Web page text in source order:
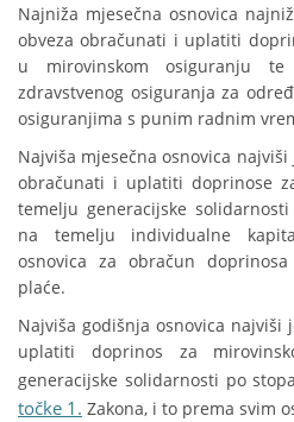
Najniža mjesečna osnovica
obveza obračunati i uplatiti
u mirovinskom osiguranju
zdravstvenog osiguranja za
osiguranjima s punim radnim
Najviša mjesečna osnovica
obračunati i uplatiti doprinose
temelju generacijske
na temelju individualne
osnovica za obračun
plaće.
Najviša godišnja osnovica najviši
uplatiti doprinos za
generacijske solidarnosti po
točke 1. Zakona, i to prema svim